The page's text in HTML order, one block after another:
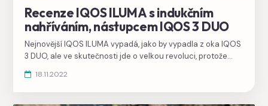
Recenze IQOS ILUMA s indukčním
nahříváním, nástupcem IQOS 3 DUO
Nejnovější IQOS ILUMA vypadá, jako by vypadla z oka IQOS
3 DUO, ale ve skutečnosti jde o velkou revoluci, protože
hned po rozbalení, v krabičce chybí čistítko i čistící tyčinky,
protože už nikdy nebude potřeba čistit. Ukážeme vám, v
čem se liší a proč byste si ho měli koupit.
18.11.2022